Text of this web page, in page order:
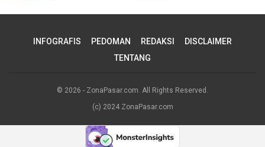
INFOGRAFIS PEDOMAN REDAKSI
DISCLAIMER
TENTANG
© 2026 - ZonaPasar.com. All Rights Reserved.
(c) 2024 ZonaPasar.com